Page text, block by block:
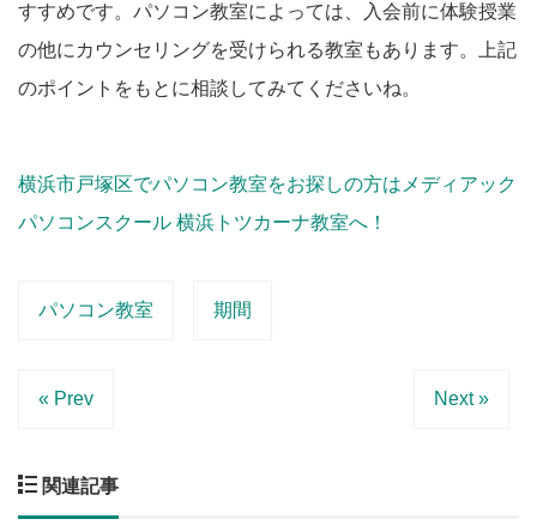
すすめです。パソコン教室によっては、入会前に体験授業
の他にカウンセリングを受けられる教室もあります。上記
のポイントをもとに相談してみてくださいね。
横浜市戸塚区でパソコン教室をお探しの方はメディアック
パソコンスクール 横浜トツカーナ教室へ！
パソコン教室 期間
« Prev Next »
関連記事